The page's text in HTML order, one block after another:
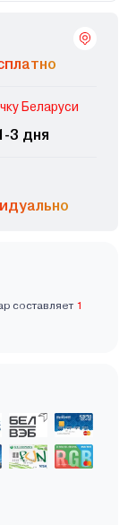
Беларуси
3 дня
составляет 1